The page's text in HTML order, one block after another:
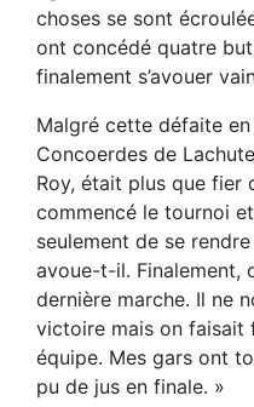
choses se sont
ont concédé quatre
finalement s’avouer
Malgré cette défaite en
Concoerdes de
Roy, était plus que fier
commencé le tournoi
seulement de se
avoue-t-il. Finalement,
dernière marche. Il ne
victoire mais on faisait
équipe. Mes gars ont
pu de jus en finale. »